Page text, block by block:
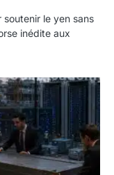
le yen sans
inédite aux
milliards de